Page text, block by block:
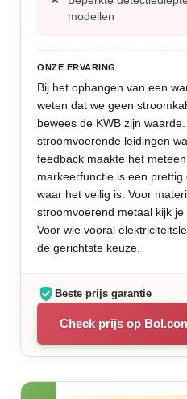
modellen
ONZE ERVARING
Bij het ophangen van een
weten dat we geen
bewees de KWB zijn
stroomvoerende leidingen
feedback maakte het
markeerfunctie is een
waar het veilig is. Voor
stroomvoerend metaal kijk
Voor wie vooral
de gerichtste keuze.
Beste prijs garantie
Check prijs op